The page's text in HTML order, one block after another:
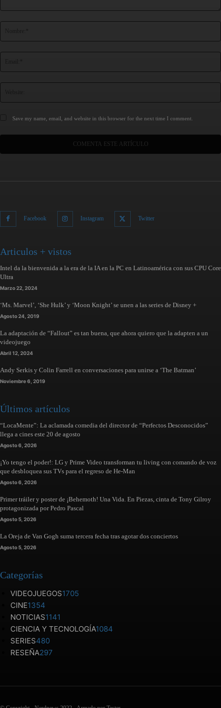
Save my name, email, and website in this browser for the next time I comment.
Facebook Instagram Twitter
Articulos + vistos
Intel da la bienvenida a la era de la IA en la PC en Latinoamérica con sus CPU Core
Ultra
Marzo 22, 2024
‘Ms. Marvel’, ‘She Hulk’ y ‘Moon Knight’ se unen a las series de Disney +
Agosto 24, 2019
La adaptación de “Fallout” es tan buena, que ahora quiero que la adapten a un
videojuego
Abril 12, 2024
Andy Serkis y Colin Farrell en conversaciones para unirse a ‘The Batman’
Noviembre 6, 2019
Últimos artículos
“LocaMente”: La aclamada comedia del director de “Perfectos Desconocidos”
llega a cines este 20 de agosto
Agosto 6, 2026
¡Yo tengo el poder!: LG y Prime Video transforman tu living con comando de voz
que desbloquea sus TVs para el regreso de He-Man
Agosto 6, 2026
Primer tráiler y poster de ¡Behemoth! Una Vida. En Piezas, cinta de Tony Gilroy
protagonizada por Pedro Pascal
Agosto 5, 2026
La Oreja de Van Gogh suma tercera fecha tras agotar dos conciertos
Agosto 5, 2026
Categorías
VIDEOJUEGOS1705
CINE1354
NOTICIAS1141
CIENCIA Y TECNOLOGÍA1084
SERIES480
RESEÑA297